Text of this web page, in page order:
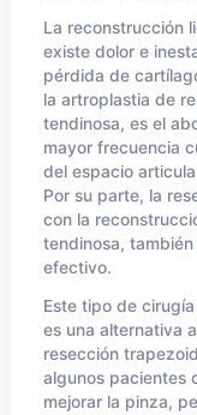
La reconstrucción
existe dolor e
pérdida de
la artroplastia de
tendinosa, es el
mayor frecuencia
del espacio
Por su parte, la
con la
tendinosa,
efectivo.
Este tipo de
es una alternativa
resección
algunos pacientes
mejorar la pinza,